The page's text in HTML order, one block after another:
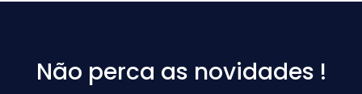
Não perca as novidades !